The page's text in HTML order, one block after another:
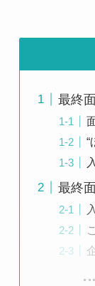
最終
“
最終